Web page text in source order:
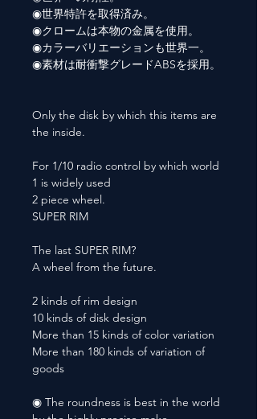
◉世界特許を取得済み。
◉クロームは本物の金属を使用。
◉カラーバリエーションも世界一。
◉素材は耐衝撃グレードABSを採用。
Only the disk by which this items are
the inside.
For 1/10 radio control by which world
1 is widely used
2 piece wheel.
SUPER RIM
The last SUPER RIM?
A wheel from the future.
2 kinds of rim design
10 kinds of disk design
More than 15 kinds of color variation
More than 180 kinds of variation of
goods
◉ The roundness is best in the world